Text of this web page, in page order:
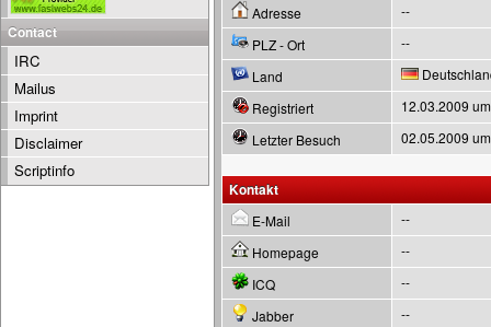
Adresse
--
PLZ - Ort
--
Land
Registriert
12.03.2009
Letzter Besuch
02.05.2009
Kontakt
E-Mail
--
Homepage
--
ICQ
--
Jabber
--
Contact
IRC
Mailus
Imprint
Disclaimer
Scriptinfo